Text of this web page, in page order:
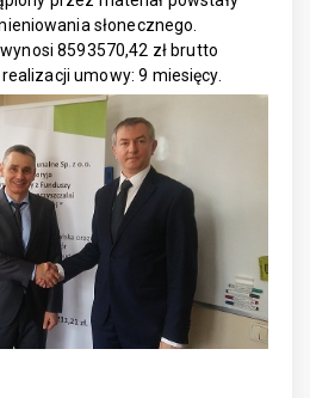
słonecznego.
8593570,42 zł brutto
umowy: 9 miesięcy.